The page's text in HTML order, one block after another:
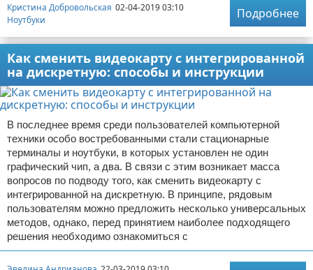
Кристина Добровольская 02-04-2019 03:10
Ноутбуки
Подробнее
Как сменить видеокарту с интегрированной
на дискретную: способы и инструкции
В последнее время среди пользователей компьютерной
техники особо востребованными стали стационарные
терминалы и ноутбуки, в которых установлен не один
графический чип, а два. В связи с этим возникает масса
вопросов по подводу того, как сменить видеокарту с
интегрированной на дискретную. В принципе, рядовым
пользователям можно предложить несколько универсальных
методов, однако, перед принятием наиболее подходящего
решения необходимо ознакомиться с